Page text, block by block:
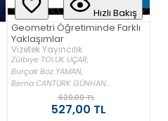
Hızlı Bakış
Geometri Öğretiminde Farklı
Yaklaşımlar
Vizetek Yayıncılık
Zülbiye TOLUK UÇAR,
Burçak Boz YAMAN,
Berna CANTÜRK GÜNHAN...
620,00 TL
527,00 TL